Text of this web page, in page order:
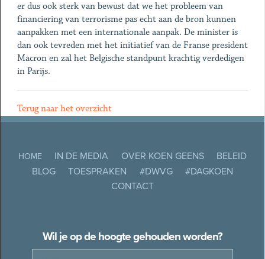
er dus ook sterk van bewust dat we het probleem van
financiering van terrorisme pas echt aan de bron kunnen
aanpakken met een internationale aanpak. De minister is
dan ook tevreden met het initiatief van de Franse president
Macron en zal het Belgische standpunt krachtig verdedigen
in Parijs.
Terug naar het overzicht
HOME IN DE MEDIA OVER KOEN GEENS
BELEID
BLOG
TOESPRAKEN #DWVG
#DAGKOEN
CONTACT
Wil je op de hoogte gehouden worden?